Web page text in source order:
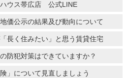
ウス帯広店 公式LINE
価公示の結果及び動向について
長く住みたい」と思う賃貸住宅
防犯対策はできていますか？
」について見直しましょう